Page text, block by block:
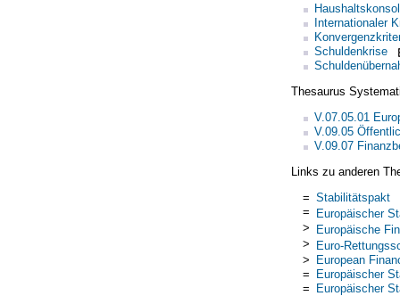
Internationaler
Schuldenkrise
Thesaurus
V.07.05.01
V.09.05
V.09.07
Links zu anderen
= Stabilitätspakt
= Europäischer
> Europäische
> Euro-
> European
= Europäischer
= Europäischer